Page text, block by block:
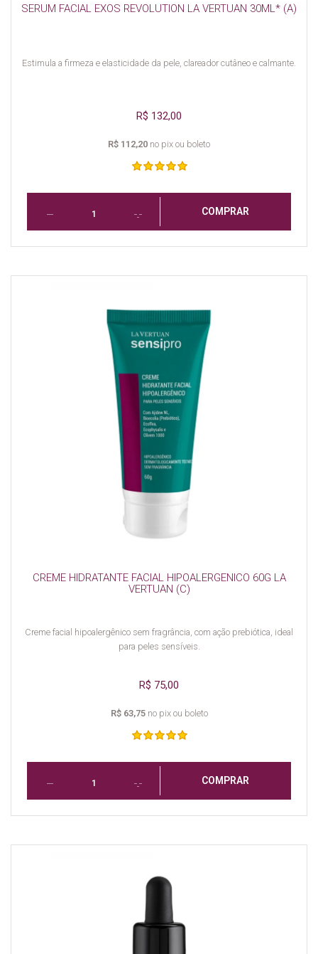
SERUM FACIAL EXOS REVOLUTION LA VERTUAN 30ML* (A)
Estimula a firmeza e elasticidade da pele, clareador cutâneo e calmante.
R$ 132,00
R$ 112,20 no pix ou boleto
COMPRAR
CREME HIDRATANTE FACIAL HIPOALERGENICO 60G LA
VERTUAN (C)
Creme facial hipoalergênico sem fragrância, com ação prebiótica, ideal
para peles sensíveis.
R$ 75,00
R$ 63,75no pix ou boleto
COMPRAR